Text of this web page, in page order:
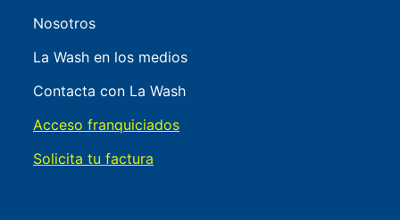
Nosotros
La Wash en los medios
Contacta con La Wash
Acceso franquiciados
Solicita tu factura